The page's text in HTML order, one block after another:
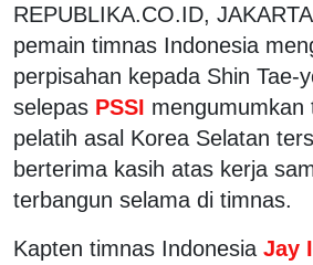
REPUBLIKA.CO.ID,
pemain timnas Indonesia
perpisahan kepada Shin Tae-
selepas PSSI mengumumkan
pelatih asal Korea Selatan
berterima kasih atas kerja
terbangun selama di timnas.
Kapten timnas Indonesia Jay